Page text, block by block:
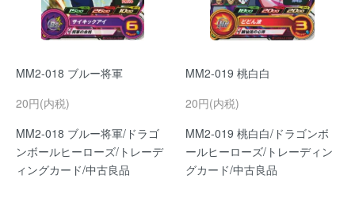
MM2-018 ブルー将軍
20円(内税)
MM2-018 ブルー将軍/ドラゴ
ンボールヒーローズ/トレーデ
ィングカード/中古良品
MM2-019 桃白白
20円(内税)
MM2-019 桃白白/ドラゴンボ
ールヒーローズ/トレーディン
グカード/中古良品